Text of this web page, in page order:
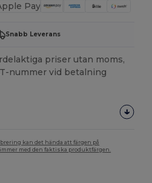
Snabb Leverans
priser utan moms,
nummer vid betalning
kan det hända att färgen på
med den faktiska produktfärgen.